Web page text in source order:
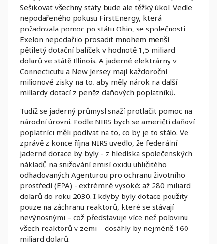
Sešikovat všechny státy bude ale těžký úkol. Vedle
nepodařeného pokusu FirstEnergy, která
požadovala pomoc po státu Ohio, se společnosti
Exelon nepodařilo prosadit mnohem menší
pětiletý dotační balíček v hodnotě 1,5 miliard
dolarů ve státě Illinois. A jaderné elektrárny v
Connecticutu a New Jersey mají každoroční
milionové zisky na to, aby měly nárok na další
miliardy dotací z peněz daňových poplatníků.
Tudíž se jaderný průmysl snaží protlačit pomoc na
národní úrovni. Podle NIRS bych se američtí daňoví
poplatníci měli podívat na to, co by je to stálo. Ve
zprávě z konce října NIRS uvedlo, že federální
jaderné dotace by byly - z hlediska společenských
nákladů na snižování emisí oxidu uhličitého
odhadovaných Agenturou pro ochranu životního
prostředí (EPA) - extrémně vysoké: až 280 miliard
dolarů do roku 2030. I kdyby byly dotace použity
pouze na záchranu reaktorů, které se stávají
nevýnosnými – což představuje více než polovinu
všech reaktorů v zemi – dosáhly by nejméně 160
miliard dolarů.